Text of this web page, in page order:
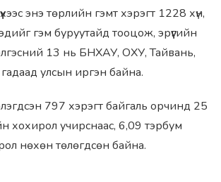
энэ төрлийн гэмт хэрэгт 1228 хүн,
гэм буруутайд тооцож, эрүүгийн
13 нь БНХАУ, ОХУ, Тайвань,
улсын иргэн байна.
797 хэрэгт байгаль орчинд 25
хохирол учирснаас, 6,09 тэрбум
нөхөн төлөгдсөн байна.